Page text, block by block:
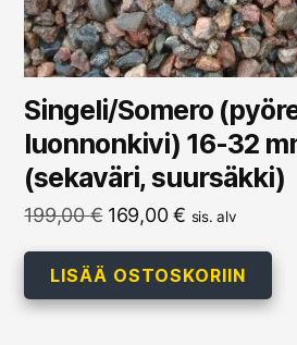
Singeli/Somero
luonnonkivi) 16-32
(sekaväri, suursäkki)
199,00€ Alkuperäinen
oli:
199,00 €.
169,00€Nykyinen
on:
169,00 €.
sis. alv
LISÄÄ OSTOSKORIIN